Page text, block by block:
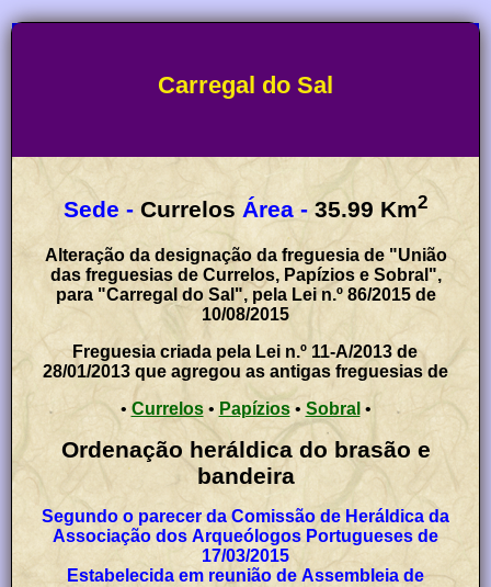
Carregal do Sal
Sede - Currelos Área - 35.99 Km2
Alteração da designação da freguesia de "União
das freguesias de Currelos, Papízios e Sobral",
para "Carregal do Sal", pela Lei n.º 86/2015 de
10/08/2015
Freguesia criada pela Lei n.º 11-A/2013 de
28/01/2013 que agregou as antigas freguesias de
• Currelos• Papízios• Sobral •
Ordenação heráldica do brasão e
bandeira
Segundo o parecer da Comissão de Heráldica da
Associação dos Arqueólogos Portugueses de
17/03/2015
Estabelecida em reunião de Assembleia de